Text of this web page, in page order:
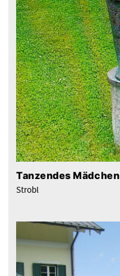
Tanzendes Mädchen
Strobl